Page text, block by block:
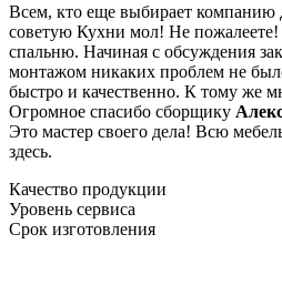
Всем, кто еще выбирает компанию
советую Кухни мол! Не
спальню. Начиная с обсуждения
монтажом никаких проблем не
быстро и качественно. К тому же
Огромное спасибо сборщику
Это мастер своего дела! Всю
здесь.
Качество продукции
Уровень сервиса
Срок изготовления